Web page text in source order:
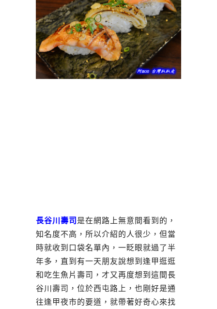
長谷川壽司 是在網路上無意間看到的，
知名度不高，所以介紹的人很少，但當
時就收到口袋名單內，一眨眼就過了半
年多，直到有一天朋友說想到逢甲逛逛
和吃生魚片壽司，才又再度想到這間長
谷川壽司，位於西屯路上，也剛好是通
往逢甲夜市的要道，就帶著好奇心來找